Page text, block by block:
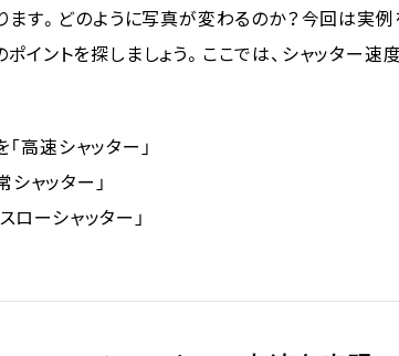
ます。どのように写真が変わるのか？今回は実例
イントを探しましょう。ここでは、シャッター速
高速シャッター」
ャッター」
ローシャッター」